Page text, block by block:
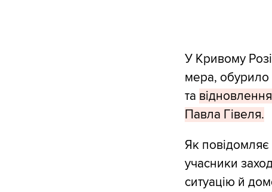
У Кривому
мера, обурило
та
Павла Гівеля.
Як повідомляє
учасники
ситуацію й